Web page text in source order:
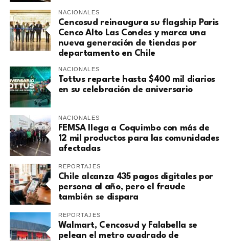
NACIONALES
Cencosud reinaugura su flagship Paris
Cenco Alto Las Condes y marca una
nueva generación de tiendas por
departamento en Chile
NACIONALES
Tottus reparte hasta $400 mil diarios
en su celebración de aniversario
NACIONALES
FEMSA llega a Coquimbo con más de
12 mil productos para las comunidades
afectadas
REPORTAJES
Chile alcanza 435 pagos digitales por
persona al año, pero el fraude
también se dispara
REPORTAJES
Walmart, Cencosud y Falabella se
pelean el metro cuadrado de